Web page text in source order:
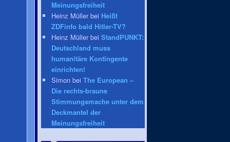
Meinungsfreiheit
Heinz Müller bei Heißt
ZDFinfo bald Hitler-TV?
Heinz Müller bei StandPUNKT:
Deutschland muss
humanitäre Kontingente
einrichten!
Simon bei The European –
Die rechts-braune
Stimmungsmache unter dem
Deckmantel der
Meinungsfreiheit